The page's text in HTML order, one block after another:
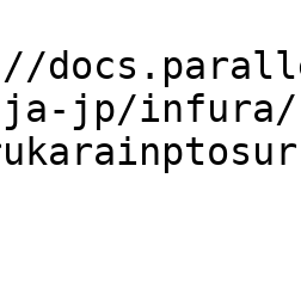
ja-jp/infura/